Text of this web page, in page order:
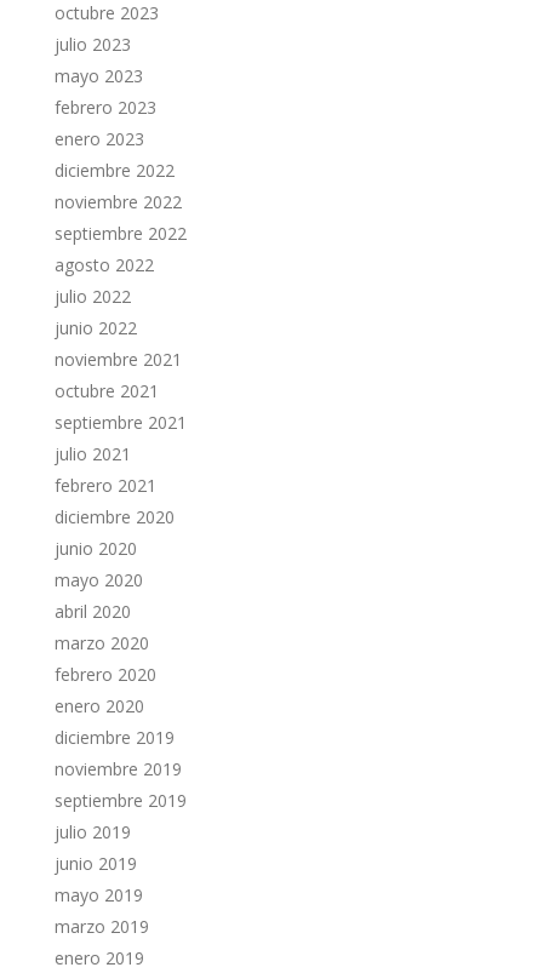
octubre 2023
julio 2023
mayo 2023
febrero 2023
enero 2023
diciembre 2022
noviembre 2022
septiembre 2022
agosto 2022
julio 2022
junio 2022
noviembre 2021
octubre 2021
septiembre 2021
julio 2021
febrero 2021
diciembre 2020
junio 2020
mayo 2020
abril 2020
marzo 2020
febrero 2020
enero 2020
diciembre 2019
noviembre 2019
septiembre 2019
julio 2019
junio 2019
mayo 2019
marzo 2019
enero 2019